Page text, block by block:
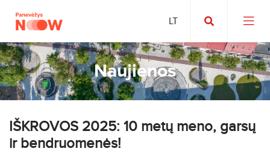
Naujienos
IŠKROVOS 2025: 10 metų meno, garsų
ir bendruomenės!